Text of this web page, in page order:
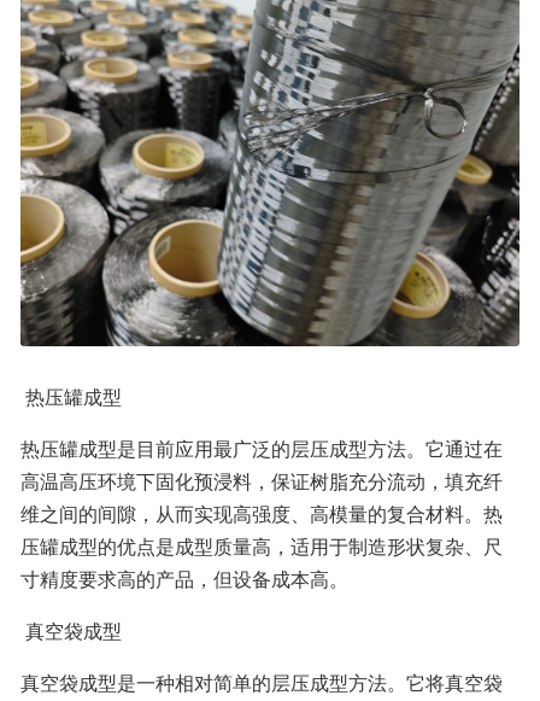
热压罐成型
热压罐成型是目前应用最广泛的层压成型方法。它通过在
高温高压环境下固化预浸料，保证树脂充分流动，填充纤
维之间的间隙，从而实现高强度、高模量的复合材料。热
压罐成型的优点是成型质量高，适用于制造形状复杂、尺
寸精度要求高的产品，但设备成本高。
真空袋成型
真空袋成型是一种相对简单的层压成型方法。它将真空袋